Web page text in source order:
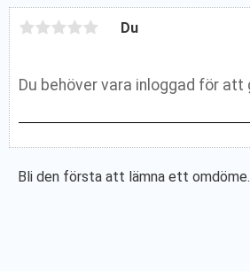
Du
Bli den första att lämna ett omdöme.